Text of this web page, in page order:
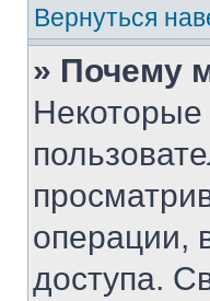
Вернуться
» Почему
операции,
доступа.